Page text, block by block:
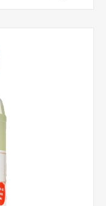
•
einen
/ 540 Flaschen per
per Europalette)